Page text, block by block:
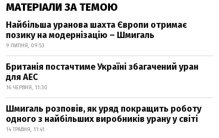
МАТЕРІАЛИ ЗА ТЕМОЮ
Найбільша уранова шахта Європи отримає
позику на модернізацію – Шмигаль
9 ЛИПНЯ, 09:53
Британія постачтиме Україні збагачений уран
для АЕС
16 ЧЕРВНЯ, 11:30
Шмигаль розповів, як уряд покращить роботу
одного з найбільших виробників урану у світі
14 ТРАВНЯ, 11:41